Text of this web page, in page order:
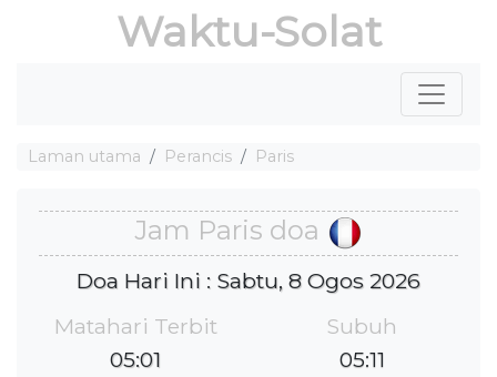
Waktu-Solat
Laman utama Perancis Paris
Jam Paris doa
Doa Hari Ini : Sabtu, 8 Ogos 2026
Matahari Terbit
05:01
Subuh
05:11